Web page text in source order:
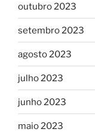
outubro 2023
setembro 2023
agosto 2023
julho 2023
junho 2023
maio 2023